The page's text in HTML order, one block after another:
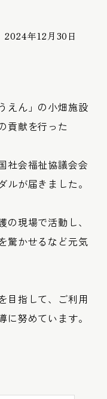
2024年12月30日
えん」の小畑施設
貢献を行った
社会福祉協議会会
が届きました。
現場で活動し、
驚かせるなど元気
目指して、ご利用
努めています。